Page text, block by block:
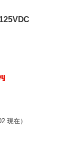
現在）